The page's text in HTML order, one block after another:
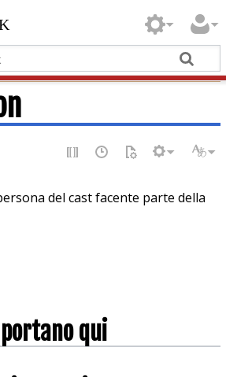
del cast facente parte della
qui